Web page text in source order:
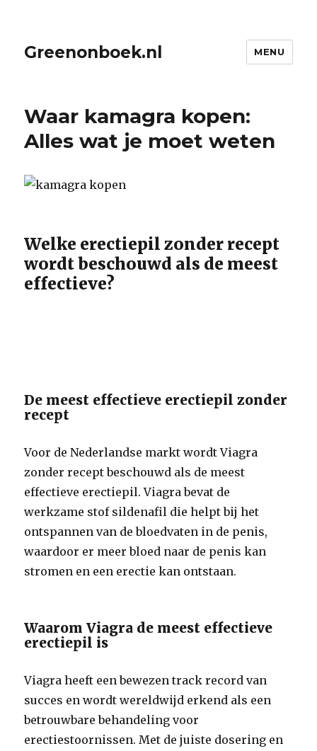
Greenonboek.nl MENU
Waar kamagra kopen:
Alles wat je moet weten
Welke erectiepil zonder recept
wordt beschouwd als de meest
effectieve?
De meest effectieve erectiepil zonder
recept
Voor de Nederlandse markt wordt Viagra
zonder recept beschouwd als de meest
effectieve erectiepil. Viagra bevat de
werkzame stof sildenafil die helpt bij het
ontspannen van de bloedvaten in de penis,
waardoor er meer bloed naar de penis kan
stromen en een erectie kan ontstaan.
Waarom Viagra de meest effectieve
erectiepil is
Viagra heeft een bewezen track record van
succes en wordt wereldwijd erkend als een
betrouwbare behandeling voor
erectiestoornissen. Met de juiste dosering en